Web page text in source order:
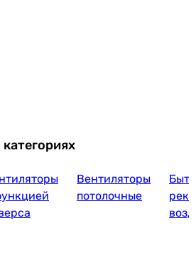
Вентиляторы
потолочные